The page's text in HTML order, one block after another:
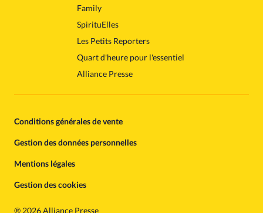
Family
SpirituElles
Les Petits Reporters
Quart d'heure pour l'essentiel
Alliance Presse
Conditions générales de vente
Gestion des données personnelles
Mentions légales
Gestion des cookies
® 2026 Alliance Presse